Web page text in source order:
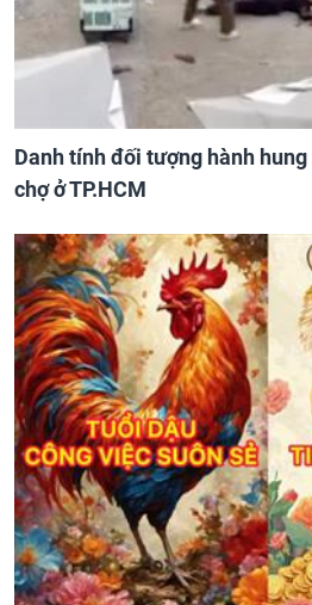
Danh tính đối tượng hành
chợ ở TP.HCM